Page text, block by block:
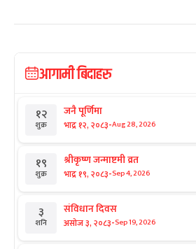
आगामी बिदाहरु
१२
शुक्र
जनै पूर्णिमा
भाद्र १२, २०८३-Aug 28, 2026
१९
शुक्र
श्रीकृष्ण जन्माष्टमी व्रत
भाद्र १९, २०८३-Sep 4, 2026
३
शनि
संविधान दिवस
असोज ३, २०८३-Sep 19, 2026